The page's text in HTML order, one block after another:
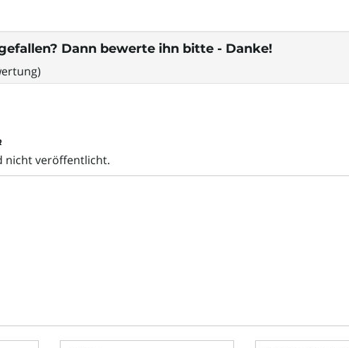
Dann bewerte ihn bitte - Danke!
nicht veröffentlicht.